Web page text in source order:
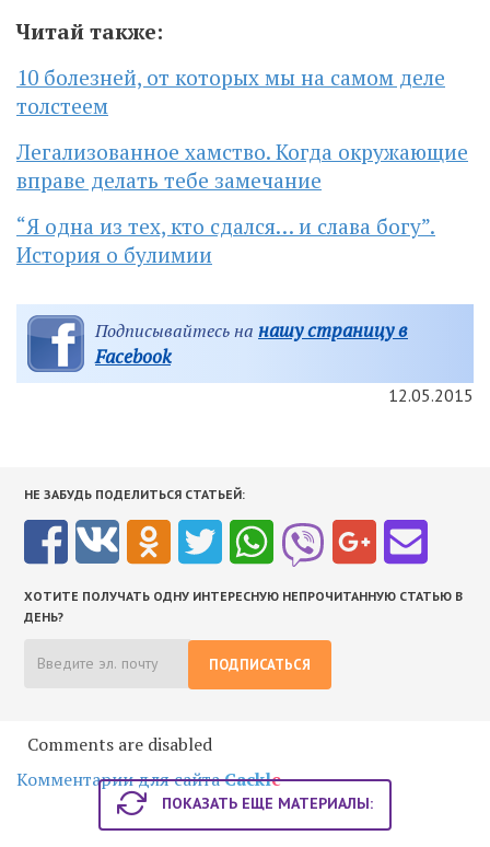
Читай также:
10 болезней, от которых мы на самом деле
толстеем
Легализованное хамство. Когда окружающие
вправе делать тебе замечание
“Я одна из тех, кто сдался… и слава богу”.
История о булимии
Подписывайтесь на нашу страницу в
Facebook
12.05.2015
НЕ ЗАБУДЬ ПОДЕЛИТЬСЯ СТАТЬЕЙ:
ХОТИТЕ ПОЛУЧАТЬ ОДНУ ИНТЕРЕСНУЮ НЕПРОЧИТАННУЮ СТАТЬЮ В
ДЕНЬ?
ПОДПИСАТЬСЯ
Comments are disabled
Комментарии для сайтаCackle
ПОКАЗАТЬ ЕЩЕ МАТЕРИАЛЫ: